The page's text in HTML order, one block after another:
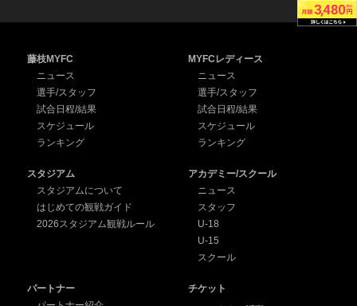
藤枝MYFC
ニュース
選手/スタッフ
試合日程/結果
スケジュール
ランキング
MYFCレディース
ニュース
選手/スタッフ
試合日程/結果
スケジュール
ランキング
スタジアム
スタジアムについて
はじめての観戦ガイド
2026スタジアム観戦ルール
アカデミー/スクール
ニュース
スタッフ
U-18
U-15
スクール
パートナー
チケット